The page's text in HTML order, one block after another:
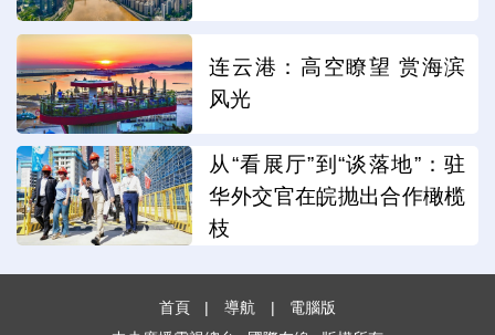
连云港：高空瞭望 赏海滨
风光
从“看展厅”到“谈落地”：驻
华外交官在皖抛出合作橄榄
枝
首頁 | 導航 |
電腦版